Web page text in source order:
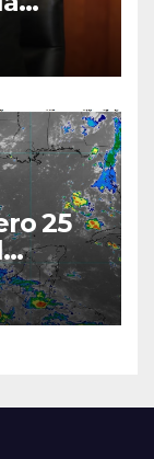
25